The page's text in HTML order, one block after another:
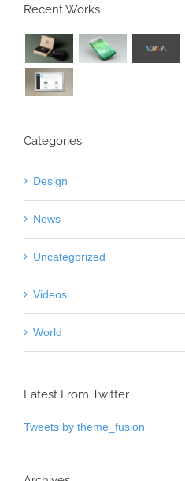
Recent Works
Categories
Design
News
Uncategorized
Videos
World
Latest From Twitter
Tweets by theme_fusion